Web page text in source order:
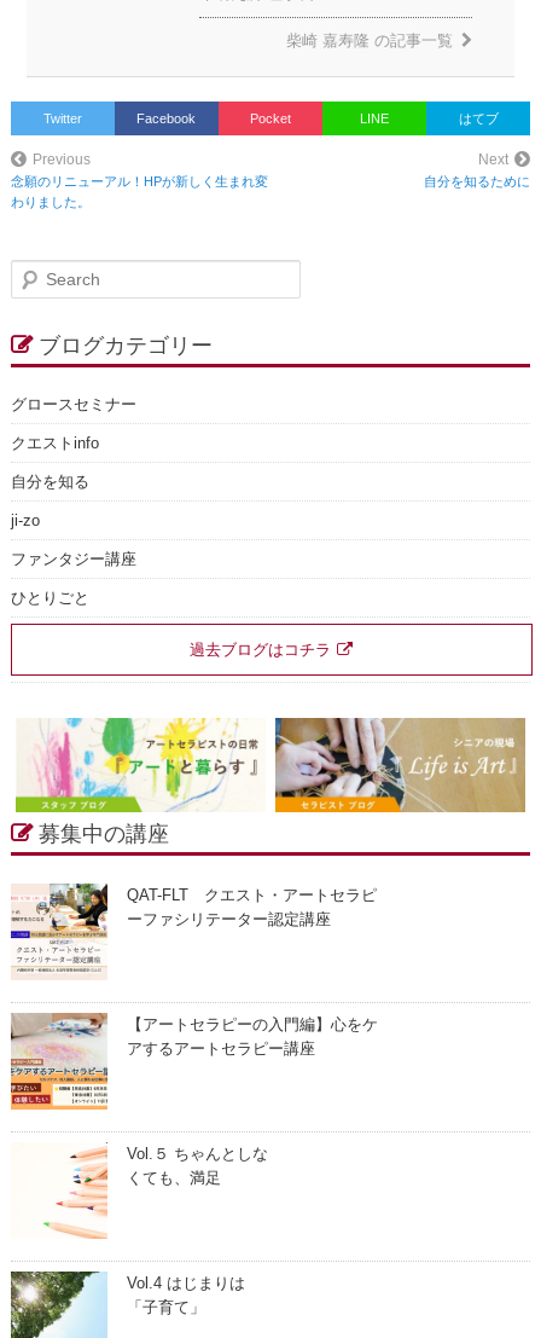
柴崎 嘉寿隆 の記事一覧
Twitter Facebook Pocket LINE はてブ
Previous
念願のリニューアル！HPが新しく生まれ変
わりました。
Next
自分を知るために
c
h
ブログカテゴリー
グロースセミナー
クエストinfo
自分を知る
ji-zo
ファンタジー講座
ひとりごと
過去ブログはコチラ
募集中の講座
QAT-FLT クエスト・アートセラピ
ーファシリテーター認定講座
【アートセラピーの入門編】心をケ
アするアートセラピー講座
Vol.５ ちゃんとしな
くても、満足
Vol.4 はじまりは
「子育て」